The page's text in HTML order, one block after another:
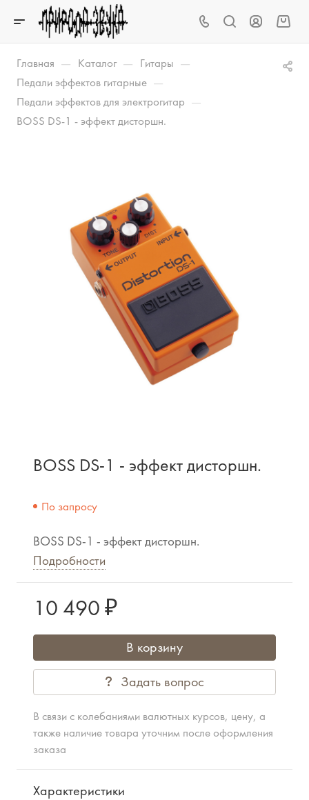
Главная — Каталог — Гитары —
Педали эффектов гитарные —
Педали эффектов для электрогитар —
BOSS DS-1 - эффект дисторшн.
BOSS DS-1 - эффект дисторшн.
По запросу
BOSS DS-1 - эффект дисторшн.
Подробности
10 490 ₽
В корзину
Задать вопрос
В связи с колебаниями валютных курсов, цену, а
также наличие товара уточним после оформления
заказа
Характеристики